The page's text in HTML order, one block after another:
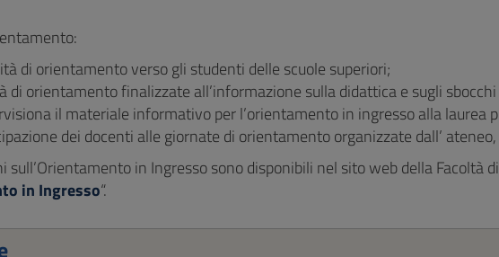
di orientamento verso gli studenti delle scuole superiori;
di orientamento finalizzate all’informazione sulla didattica e sugli sbocchi
il materiale informativo per l’orientamento in ingresso alla laurea
dei docenti alle giornate di orientamento organizzate dall’
in Ingresso sono disponibili nel sito web della Facoltà
in Ingresso“.